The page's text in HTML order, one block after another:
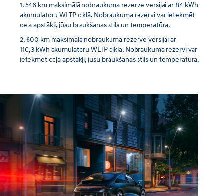
546 km maksimālā nobraukuma rezerve versijai ar 84 kWh
akumulatoru WLTP ciklā. Nobraukuma rezervi var ietekmēt
ceļa apstākļi, jūsu braukšanas stils un temperatūra.
600 km maksimālā nobraukuma rezerve versijai ar
110,3 kWh akumulatoru WLTP ciklā. Nobraukuma rezervi var
ietekmēt ceļa apstākļi, jūsu braukšanas stils un temperatūra.